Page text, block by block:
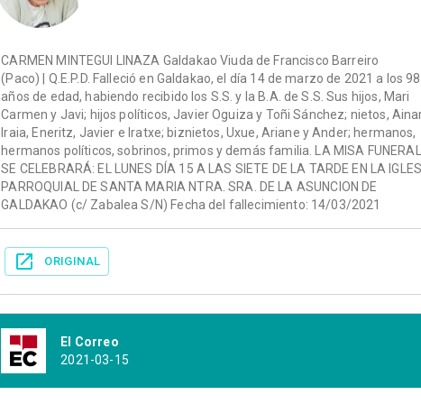
CARMEN MINTEGUI LINAZA Galdakao Viuda de Francisco Barreiro
(Paco) | Q.E.P.D. Falleció en Galdakao, el día 14 de marzo de 2021 a los 98
años de edad, habiendo recibido los S.S. y la B.A. de S.S. Sus hijos, Mari
Carmen y Javi; hijos políticos, Javier Oguiza y Toñi Sánchez; nietos,
Iraia, Eneritz, Javier e Iratxe; biznietos, Uxue, Ariane y Ander; hermanos,
hermanos políticos, sobrinos, primos y demás familia. LA MISA FUNERAL
SE CELEBRARÁ: EL LUNES DÍA 15 A LAS SIETE DE LA TARDE EN LA
PARROQUIAL DE SANTA MARIA NTRA. SRA. DE LA ASUNCION DE
GALDAKAO (c/ Zabalea S/N) Fecha del fallecimiento: 14/03/2021
ORIGINAL
El Correo
2021-03-15